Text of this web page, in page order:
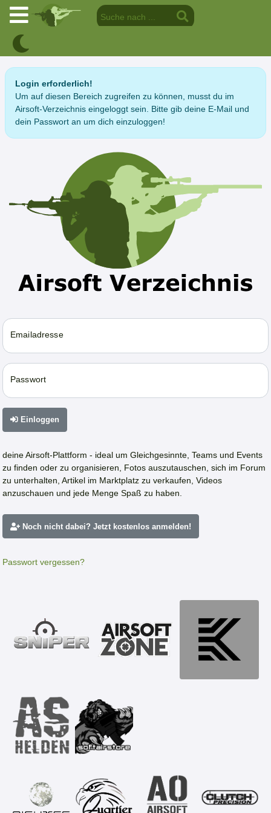
Login erforderlich!
Um auf diesen Bereich zugreifen zu können, musst du im
Airsoft-Verzeichnis eingeloggt sein. Bitte gib deine E-Mail und
dein Passwort an um dich einzuloggen!
Emailadresse
Passwort
Einloggen
deine Airsoft-Plattform - ideal um Gleichgesinnte, Teams und Events
zu finden oder zu organisieren, Fotos auszutauschen, sich im Forum
zu unterhalten, Artikel im Marktplatz zu verkaufen, Videos
anzuschauen und jede Menge Spaß zu haben.
Noch nicht dabei? Jetzt kostenlos anmelden!
Passwort vergessen?